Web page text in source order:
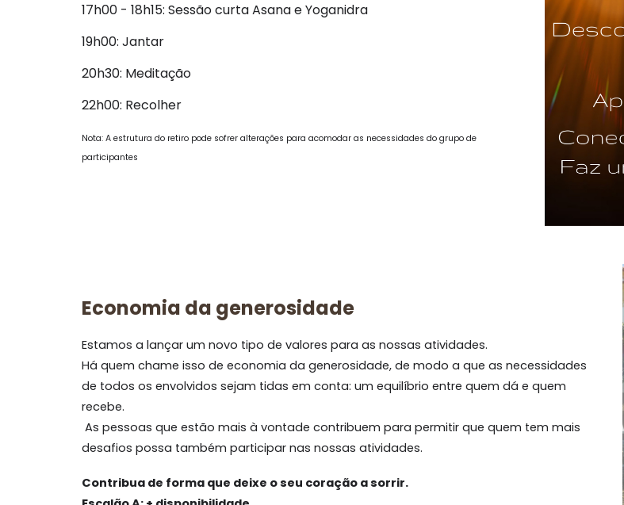
17h00 - 18h15: Sessão curta Asana e Yoganidra
19h00: Jantar
20h30: Meditação
22h00: Recolher
Nota: A estrutura do retiro pode sofrer alterações para acomodar as necessidades do grupo de
participantes
Economia da generosidade
Estamos a lançar um novo tipo de valores para as nossas atividades.
Há quem chame isso de economia da generosidade, de modo a que as necessidades
de todos os envolvidos sejam tidas em conta: um equilíbrio entre quem dá e quem
recebe.
As pessoas que estão mais à vontade contribuem para permitir que quem tem mais
desafios possa também participar nas nossas atividades.
Contribua de forma que deixe o seu coração a sorrir.